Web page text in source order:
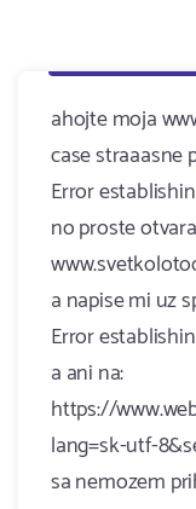
ahojte moja
case straaasne
Error
no proste
a napise mi uz
Error
a ani na:
https://
lang=sk-utf-
sa nemozem